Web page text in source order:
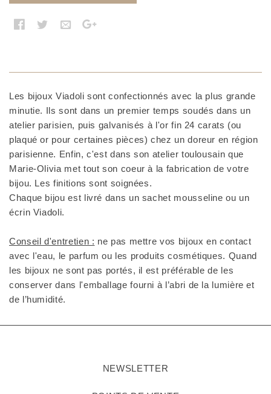
Les bijoux Viadoli sont confectionnés avec la plus grande
minutie. Ils sont dans un premier temps soudés dans un
atelier parisien, puis galvanisés à l'or fin 24 carats (ou
plaqué or pour certaines pièces) chez un doreur en région
parisienne. Enfin, c'est dans son atelier toulousain que
Marie-Olivia met tout son coeur à la fabrication de votre
bijou. Les finitions sont soignées.
Chaque bijou est livré dans un sachet mousseline ou un
écrin Viadoli.
Conseil d'entretien : ne pas mettre vos bijoux en contact
avec l'eau, le parfum ou les produits cosmétiques. Quand
les bijoux ne sont pas portés, il est préférable de les
conserver dans l'emballage fourni à l’abri de la lumière et
de l’humidité.
NEWSLETTER